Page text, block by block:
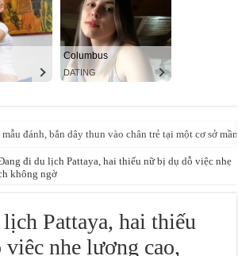
đánh, bắn dây thun vào chân trẻ tại một cơ sở
hồ mạng’ đến đế chế livestream bán hàng
đi du lịch Pattaya, hai thiếu nữ bị dụ dỗ việc nhẹ
không ngờ
Pattaya, hai thiếu
nhẹ lương cao,